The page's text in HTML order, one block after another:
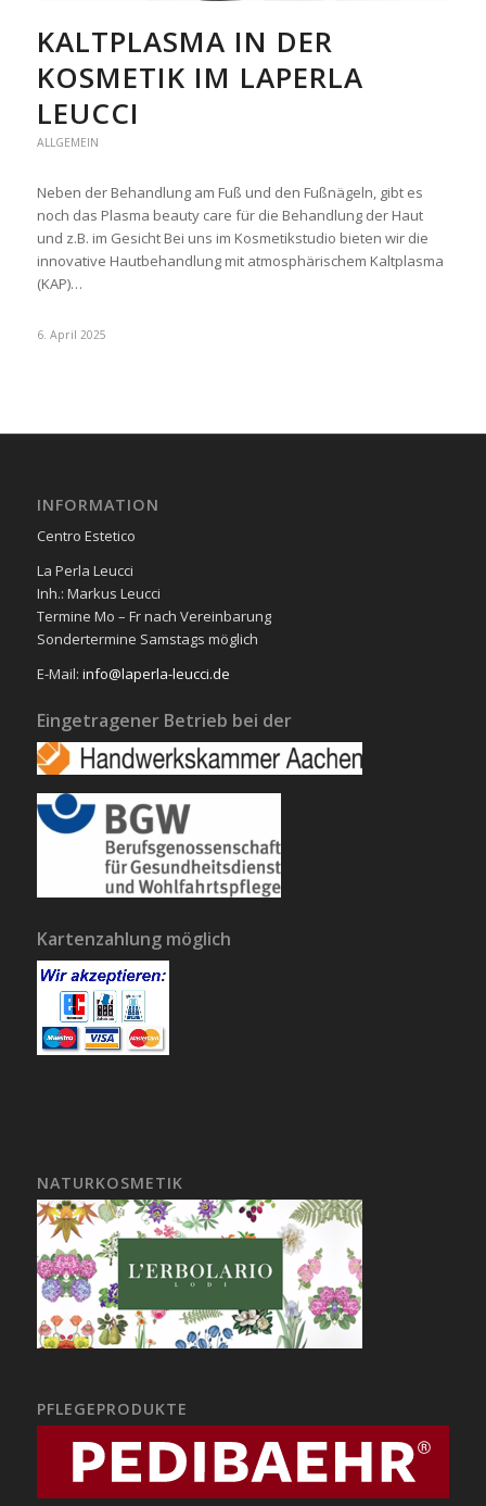
KALTPLASMA IN DER
KOSMETIK IM LAPERLA
LEUCCI
ALLGEMEIN
Neben der Behandlung am Fuß und den Fußnägeln, gibt es
noch das Plasma beauty care für die Behandlung der Haut
und z.B. im Gesicht Bei uns im Kosmetikstudio bieten wir die
innovative Hautbehandlung mit atmosphärischem Kaltplasma
(KAP)…
6. April 2025
INFORMATION
Centro Estetico
La Perla Leucci
Inh.: Markus Leucci
Termine Mo – Fr nach Vereinbarung
Sondertermine Samstags möglich
E-Mail: info@laperla-leucci.de
Eingetragener Betrieb bei der
Kartenzahlung möglich
NATURKOSMETIK
PFLEGEPRODUKTE